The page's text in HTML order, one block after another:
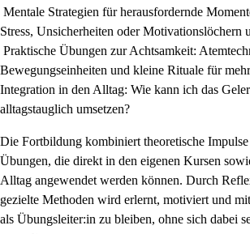
Mentale Strategien für herausfordernde
Stress, Unsicherheiten oder Motivationslöchern
Praktische Übungen zur Achtsamkeit:
Bewegungseinheiten und kleine Rituale für
Integration in den Alltag: Wie kann ich das
alltagstauglich umsetzen?
Die Fortbildung kombiniert theoretische
Übungen, die direkt in den eigenen Kursen
Alltag angewendet werden können. Durch
gezielte Methoden wird erlernt, motiviert und
als Übungsleiter:in zu bleiben, ohne sich dabei